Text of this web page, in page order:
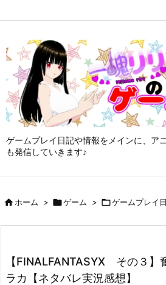
google-site-verification:
ゲームプレイ日記や情報をメインに、ア
も発信していきます♪
ホーム > ゲーム > ゲームプレイ
【FINALFANTASYⅩ その３】
ラカ【ネタバレ実況感想】